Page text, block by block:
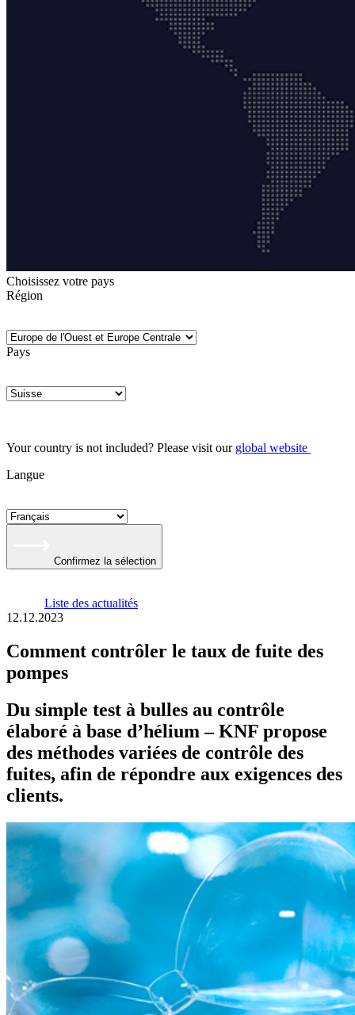
Choisissez votre pays
Région
Pays
Your country is not included? Please visit our global website
Langue
Confirmez la sélection
Liste des actualités
12.12.2023
Comment contrôler le taux de fuite des
pompes
Du simple test à bulles au contrôle
élaboré à base d’hélium – KNF propose
des méthodes variées de contrôle des
fuites, afin de répondre aux exigences des
clients.